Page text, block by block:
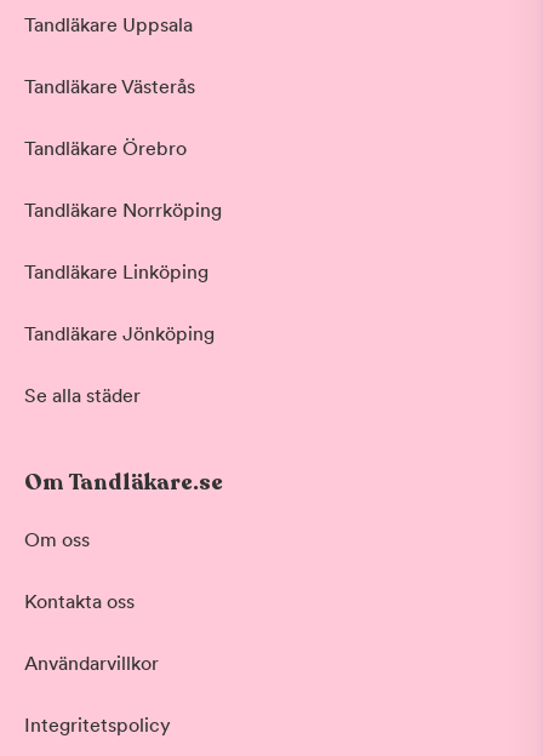
Tandläkare Uppsala
Tandläkare Västerås
Tandläkare Örebro
Tandläkare Norrköping
Tandläkare Linköping
Tandläkare Jönköping
Se alla städer
Om Tandläkare.se
Om oss
Kontakta oss
Användarvillkor
Integritetspolicy